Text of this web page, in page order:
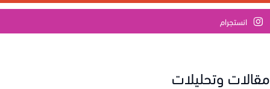
انستجرام
وتحليلات